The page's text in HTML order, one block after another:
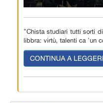
"Chista studiari tutti sorti
libbra: virtù, talenti ca 'un
CONTINUA A